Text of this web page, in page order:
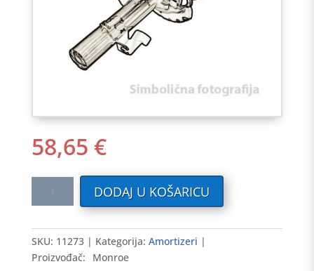
58,65 €
II
98-
>
DODAJ U KOŠARICU
SKU: 11273 Kategorija: Amortizeri
Proizvođač:
Monroe